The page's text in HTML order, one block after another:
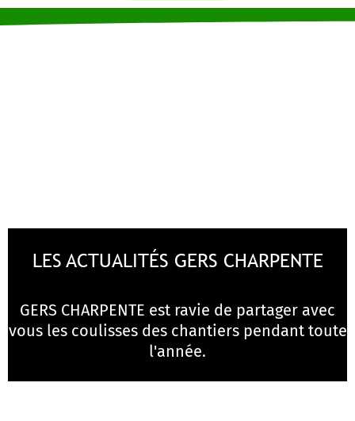
LES ACTUALITÉS GERS CHARPENTE
GERS CHARPENTE est ravie de partager avec
vous les coulisses des chantiers pendant toute
l'année.